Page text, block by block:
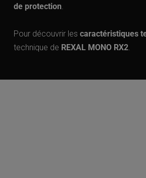
de protection.
Pour découvrir les caractéristiques
technique de REXAL MONO RX2.